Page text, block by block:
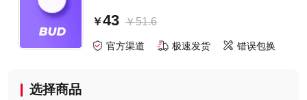
￥43 ￥51.6
官方渠道 极速发货 错误包换
选择商品